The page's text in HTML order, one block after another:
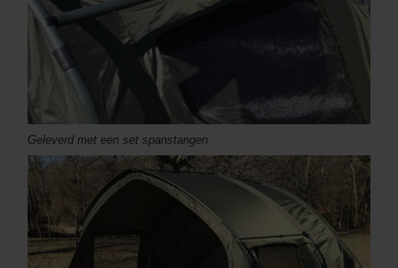
Geleverd met een set spanstangen